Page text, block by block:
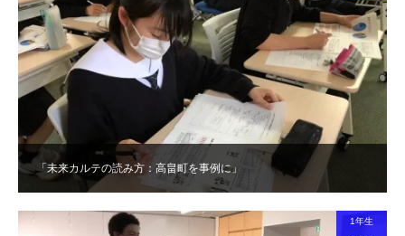
「未来カルテの読み方：高畠町を事例に」
1年生